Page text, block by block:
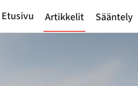
Etusivu Artikkelit Sääntely